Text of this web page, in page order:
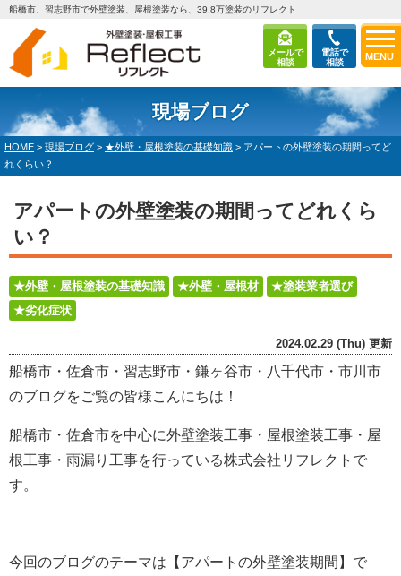
メールで
相談
電話で
相談
MENU
船橋市、習志野市で外壁塗装、屋根塗装なら、39,8万塗装のリフレクト
現場ブログ
HOME > 現場ブログ > ★外壁・屋根塗装の基礎知識 > アパートの外壁塗装の期間ってど
れくらい？
アパートの外壁塗装の期間ってどれくら
い？
★外壁・屋根塗装の基礎知識 ★外壁・屋根材
★塗装業者選び
★劣化症状
2024.02.29 (Thu) 更新
船橋市・佐倉市・習志野市・鎌ヶ谷市・八千代市・市川市
のブログをご覧の皆様こんにちは！
船橋市・佐倉市を中心に外壁塗装工事・屋根塗装工事・屋
根工事・雨漏り工事を行っている株式会社リフレクトで
す。
今回のブログのテーマは【アパートの外壁塗装期間】で